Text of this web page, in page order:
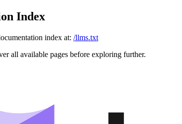
Index
index at: /llms.txt
all available pages before exploring further.